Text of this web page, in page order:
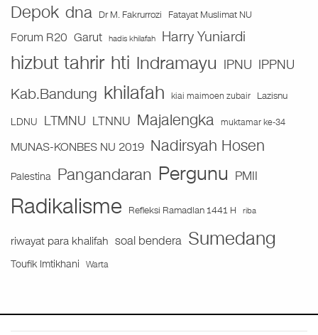
Depok dna Dr M. Fakrurrozi Fatayat Muslimat NU
Forum R20 Garut hadis khilafah Harry Yuniardi
hizbut tahrir hti Indramayu IPNU IPPNU
Kab.Bandung khilafah kiai maimoen zubair
Lazisnu
LDNU LTMNU LTNNU Majalengka muktamar ke-34
MUNAS-KONBES NU 2019 Nadirsyah Hosen
Palestina Pangandaran Pergunu PMII
Radikalisme Refleksi Ramadlan 1441 H riba
riwayat para khalifah soal bendera Sumedang
Toufik Imtikhani Warta